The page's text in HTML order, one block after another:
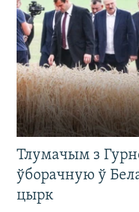
Тлумачым з
ўборачную ў
цырк